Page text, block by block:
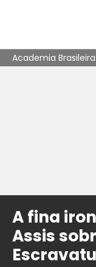
Academia
A fina
Assis